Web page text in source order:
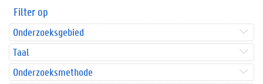
Filter op
Onderzoeksgebied
Taal
Onderzoeksmethode